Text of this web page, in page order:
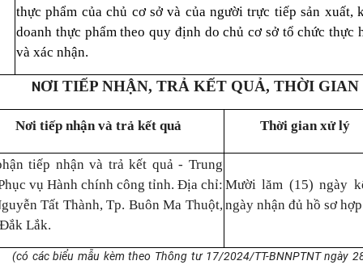
thực phẩm của chủ cơ sở và của người trực tiếp sản xuất,
doanh thực phẩm theo quy định do chủ cơ sở tổ chức thực
và xác nhận.
NƠI TIẾP NHẬN, TRẢ KẾT QUẢ, THỜI
Nơi tiếp nhận và trả kết quả Thời gian xử lý
tiếp nhận và trả kết quả - Trung
vụ Hành chính công tỉnh. Địa chỉ:
Tất Thành, Tp. Buôn Ma Thuột,
Lắk.
Mười lăm (15) ngày
ngày nhận đủ hồ sơ
(có các biểu mẫu kèm theo Thông tư 17/2024/TT-BNNPTNT ngày